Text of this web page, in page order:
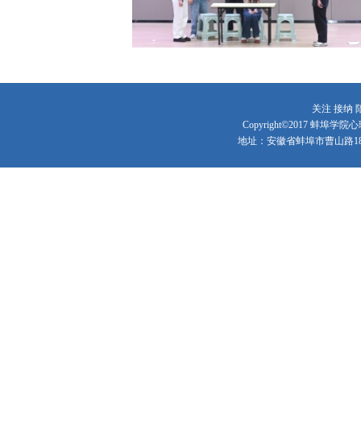
关注 接纳
Copyright©2017 蚌埠学院
地址：安徽省蚌埠市曹山路